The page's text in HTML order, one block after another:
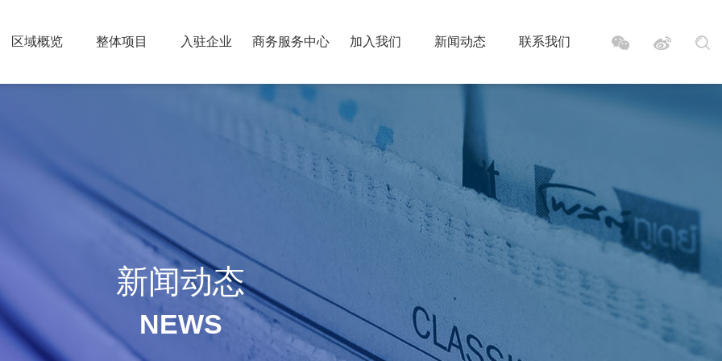
区域概览 整体项目 入驻企业 商务服务中心 加入我们 新闻动态 联系我们
新闻动态
NEWS